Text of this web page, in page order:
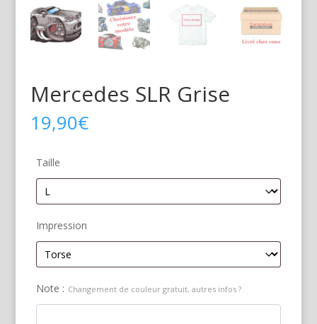
Mercedes SLR Grise
19,90€
Taille
Impression
Note : Changement de couleur gratuit, autres infos ?